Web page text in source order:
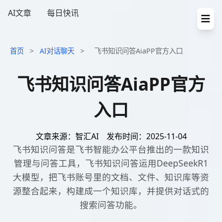
AI文章 每日快讯
首页 > AI对话聊天 > 飞书知识问答AiaPP官方入口
飞书知识问答AiaPP官方
入口
文章来源：智汇AI 发布时间：2025-11-04
飞书知识问答是飞书智能办公平台推出的一款知识
管理与问答工具，飞书知识问答运用DeepSeekR1
大模型，把飞书账号里的文档、文件、知识库等资
源整合起来，构建成一个知识库，并提供对话式的
搜索问答功能。